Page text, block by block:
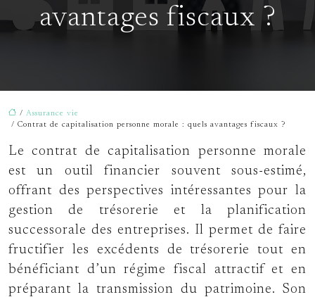
avantages fiscaux ?
/ Assurance vie
/ Contrat de capitalisation personne morale : quels avantages fiscaux ?
Le contrat de capitalisation personne morale
est un outil financier souvent sous-estimé,
offrant des perspectives intéressantes pour la
gestion de trésorerie et la planification
successorale des entreprises. Il permet de faire
fructifier les excédents de trésorerie tout en
bénéficiant d’un régime fiscal attractif et en
préparant la transmission du patrimoine. Son